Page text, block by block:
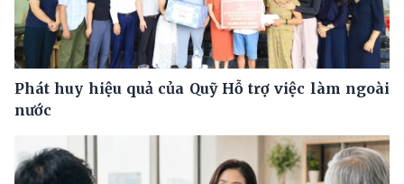
Phát huy hiệu quả của Quỹ Hỗ trợ việc làm ngoài
nước